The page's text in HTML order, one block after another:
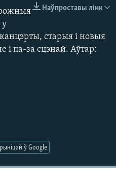
Наўпроставы лінк
у
старыя і новыя
і па-за сцэнай. Аўтар:
ў Google